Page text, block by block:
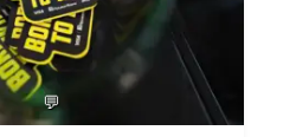
💬